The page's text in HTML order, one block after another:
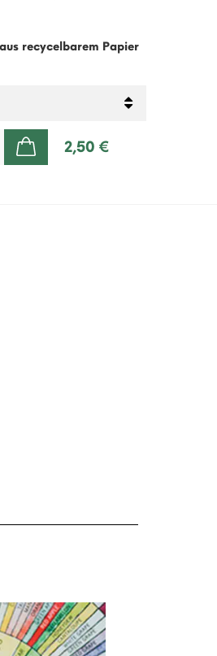
recycelbarem Papier
2,50 €